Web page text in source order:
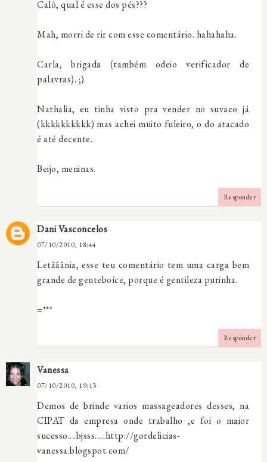
Calô, qual é esse dos pés???
Mah, morri de rir com esse comentário. hahahaha.
Carla, brigada (também odeio verificador de
palavras). ;)
Nathalia, eu tinha visto pra vender no suvaco já
(kkkkkkkkkk) mas achei muito fuleiro, o do atacado
é até decente.
Beijo, meninas.
Responder
Dani Vasconcelos
07/10/2010, 18:44
Letãâânia, esse teu comentário tem uma carga bem
grande de genteboíce, porque é gentileza purinha.
=***
Responder
Vanessa
07/10/2010, 19:13
Demos de brinde varios massageadores desses, na
CIPAT da empresa onde trabalho ,e foi o maior
sucesso....bjsss.....http://gordelicias-
vanessa.blogspot.com/